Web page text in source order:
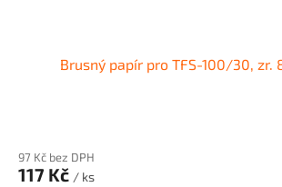
Brusný papír pro TFS-100/30, zr.
97 Kč bez DPH
117 Kč / ks